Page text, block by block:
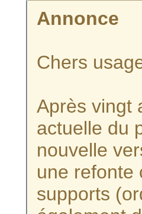
Annonce
Chers
Après vingt
actuelle du
nouvelle
une refonte
supports